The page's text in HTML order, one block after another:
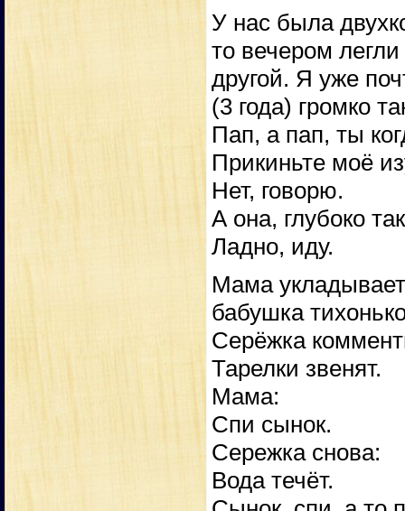
У нас была
то вечером
другой. Я уже
(3 года) громко
Пап, а пап, ты
Прикиньте моё
Нет, говорю.
А она, глубоко
Ладно, иду.
Мама укладывает
бабушка
Серёжка
Тарелки звенят.
Мама:
Спи сынок.
Сережка снова:
Вода течёт.